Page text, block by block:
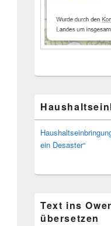
ein Desaster“
Text ins
übersetzen